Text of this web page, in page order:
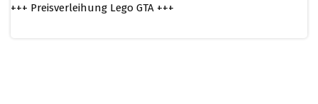
+++ Preisverleihung Lego GTA +++